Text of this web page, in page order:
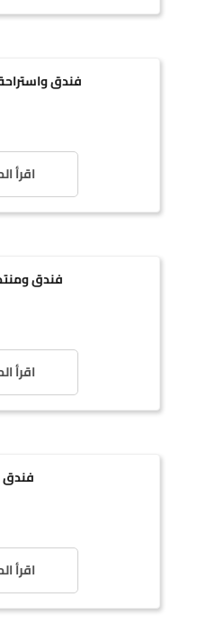
فندق واستراحة
اقرأ
فندق
اقرأ
فندق
اقرأ